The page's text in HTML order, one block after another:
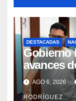
DESTACADAS
Gobierno
avances
en el
Vargas
AGO 6, 2026
RODRÍGUEZ